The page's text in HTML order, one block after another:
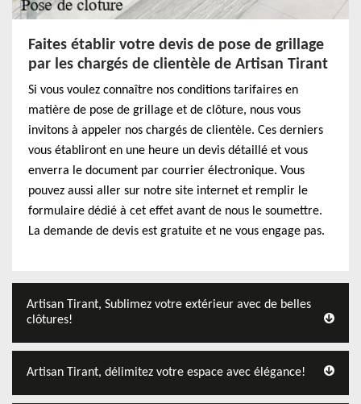
Faites établir votre devis de pose de grillage
par les chargés de clientèle de Artisan Tirant
Si vous voulez connaître nos conditions tarifaires en
matière de pose de grillage et de clôture, nous vous
invitons à appeler nos chargés de clientèle. Ces derniers
vous établiront en une heure un devis détaillé et vous
enverra le document par courrier électronique. Vous
pouvez aussi aller sur notre site internet et remplir le
formulaire dédié à cet effet avant de nous le soumettre.
La demande de devis est gratuite et ne vous engage pas.
Artisan Tirant, Sublimez votre extérieur avec de belles
clôtures!
Artisan Tirant, délimitez votre espace avec élégance!